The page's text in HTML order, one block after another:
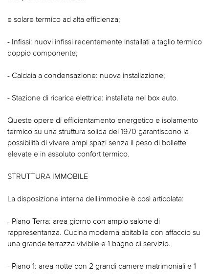
e solare termico ad alta efficienza;
- Infissi: nuovi infissi recentemente installati a taglio termico
doppio componente;
- Caldaia a condensazione: nuova installazione;
- Stazione di ricarica elettrica: installata nel box auto.
Queste opere di efficientamento energetico e isolamento
termico su una struttura solida del 1970 garantiscono la
possibilità di vivere ampi spazi senza il peso di bollette
elevate e in assoluto confort termico.
STRUTTURA IMMOBILE
La disposizione interna dell'immobile è così articolata:
- Piano Terra: area giorno con ampio salone di
rappresentanza. Cucina moderna abitabile con affaccio su
una grande terrazza vivibile e 1 bagno di servizio.
- Piano 1: area notte con 2 grandi camere matrimoniali e 1